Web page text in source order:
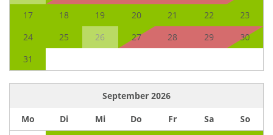
17
18 19 20 21 22
23
24
25 26 27 28 29
30
31
September 2026
Mo
Di Mi Do Fr Sa
So